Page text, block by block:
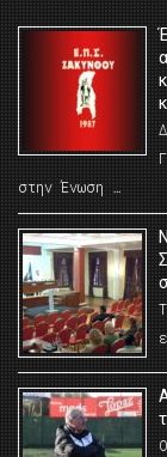
στην Ένωση …